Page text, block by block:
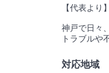
【代表より】
神戸で日々
トラブルや
対応地域